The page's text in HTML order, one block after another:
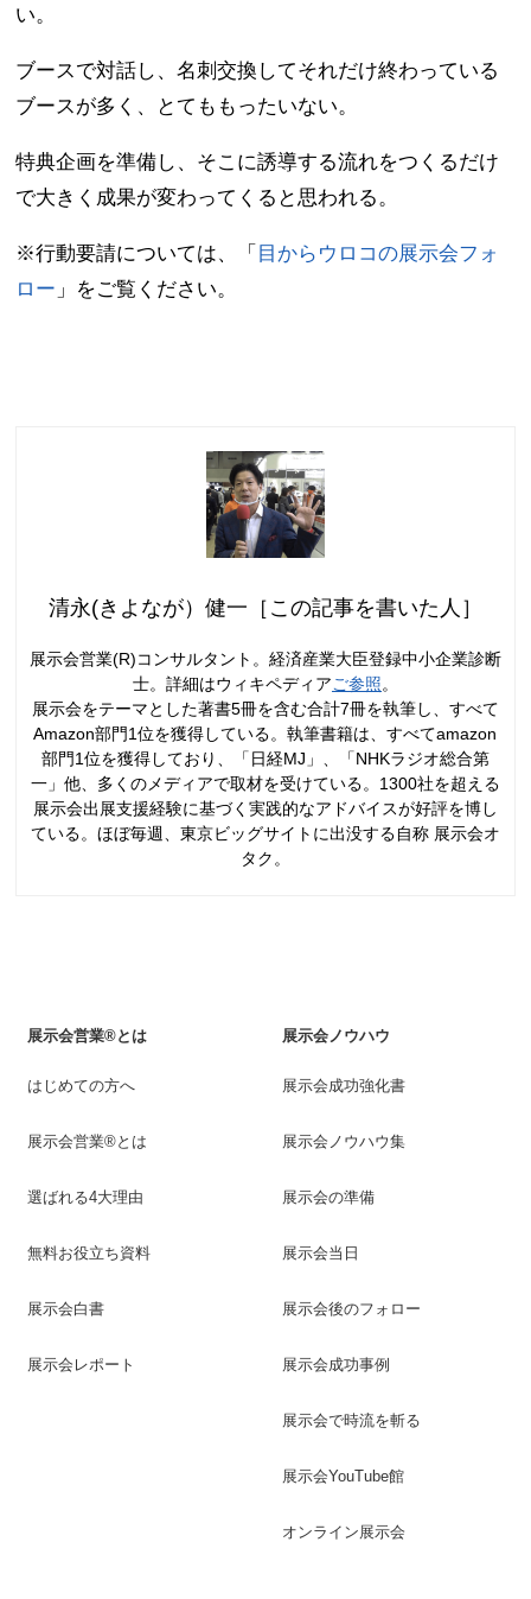
い。
ブースで対話し、名刺交換してそれだけ終わっている
ブースが多く、とてももったいない。
特典企画を準備し、そこに誘導する流れをつくるだけ
で大きく成果が変わってくると思われる。
※行動要請については、「 目からウロコの展示会フォ
ロー 」をご覧ください。
清永(きよなが）健一［この記事を書いた人］
展示会営業(R)コンサルタント。経済産業大臣登録中小企業診断
士。詳細はウィキペディアご参照。
展示会をテーマとした著書5冊を含む合計7冊を執筆し、すべて
Amazon部門1位を獲得している。執筆書籍は、すべてamazon
部門1位を獲得しており、「日経MJ」、「NHKラジオ総合第
一」他、多くのメディアで取材を受けている。1300社を超える
展示会出展支援経験に基づく実践的なアドバイスが好評を博し
ている。ほぼ毎週、東京ビッグサイトに出没する自称 展示会オ
タク。
展示会営業®とは
はじめての方へ
展示会営業®とは
選ばれる4大理由
無料お役立ち資料
展示会白書
展示会レポート
展示会ノウハウ
展示会成功強化書
展示会ノウハウ集
展示会の準備
展示会当日
展示会後のフォロー
展示会成功事例
展示会で時流を斬る
展示会YouTube館
オンライン展示会